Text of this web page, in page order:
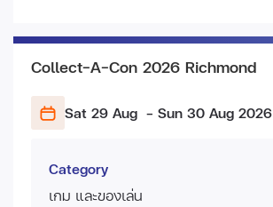
Collect-A-Con 2026 Richmond
Sat 29 Aug - Sun 30 Aug 2026
Category
เกม และของเล่น